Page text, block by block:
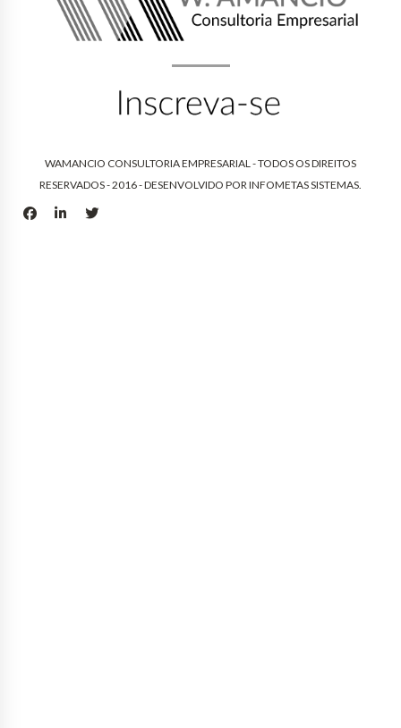
WAMANCIO CONSULTORIA EMPRESARIAL - TODOS OS DIREITOS
RESERVADOS - 2016 - DESENVOLVIDO POR INFOMETAS SISTEMAS